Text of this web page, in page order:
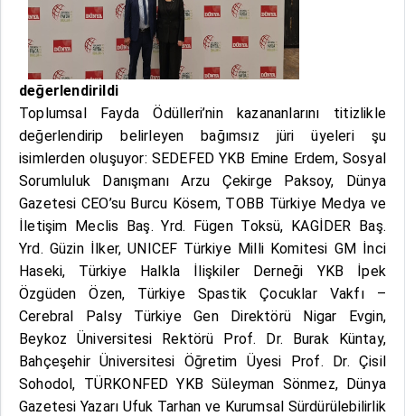
değerlendirildi
Toplumsal Fayda Ödülleri’nin kazananlarını titizlikle
değerlendirip belirleyen bağımsız jüri üyeleri şu
isimlerden oluşuyor: SEDEFED YKB Emine Erdem, Sosyal
Sorumluluk Danışmanı Arzu Çekirge Paksoy, Dünya
Gazetesi CEO’su Burcu Kösem, TOBB Türkiye Medya ve
İletişim Meclis Baş. Yrd. Fügen Toksü, KAGİDER Baş.
Yrd. Güzin İlker, UNICEF Türkiye Milli Komitesi GM İnci
Haseki, Türkiye Halkla İlişkiler Derneği YKB İpek
Özgüden Özen, Türkiye Spastik Çocuklar Vakfı –
Cerebral Palsy Türkiye Gen Direktörü Nigar Evgin,
Beykoz Üniversitesi Rektörü Prof. Dr. Burak Küntay,
Bahçeşehir Üniversitesi Öğretim Üyesi Prof. Dr. Çisil
Sohodol, TÜRKONFED YKB Süleyman Sönmez, Dünya
Gazetesi Yazarı Ufuk Tarhan ve Kurumsal Sürdürülebilirlik